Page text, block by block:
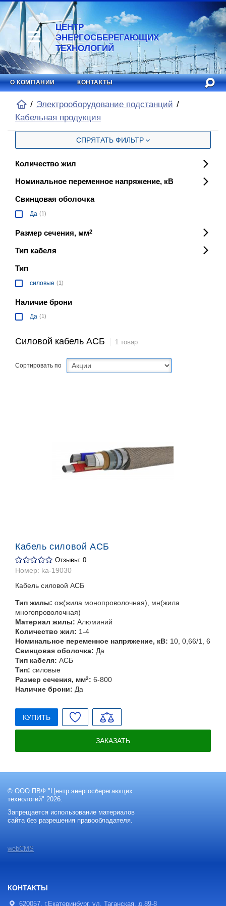
ЦЕНТР
ЭНЕРГОСБЕРЕГАЮЩИХ
ТЕХНОЛОГИЙ
О КОМПАНИИ КОНТАКТЫ
Электрооборудование подстанций
Кабельная продукция
СПРЯТАТЬ ФИЛЬТР
Количество жил
Номинальное переменное напряжение, кВ
Свинцовая оболочка
Да (1)
Размер сечения, мм2
Тип кабеля
Тип
силовые (1)
Наличие брони
Да (1)
Силовой кабель АСБ 1 товар
Сортировать по
Кабель силовой АСБ
Отзывы: 0
Номер: ka-19030
Кабель силовой АСБ
Тип жилы: ож(жила монопроволочная), мн(жила
многопроволочная)
Материал жилы: Алюминий
Количество жил: 1-4
Номинальное переменное напряжение, кВ: 10, 0,66/1, 6
Свинцовая оболочка: Да
Тип кабеля: АСБ
Тип: силовые
Размер сечения, мм2: 6-800
Наличие брони: Да
КУПИТЬ
ЗАКАЗАТЬ
© ООО ПВФ "Центр энергосберегающих
технологий" 2026.
Запрещается использование материалов
сайта без разрешения правообладателя.
webCMS
КОНТАКТЫ
620057, г.Екатеринбург, ул. Таганская, д.89-8